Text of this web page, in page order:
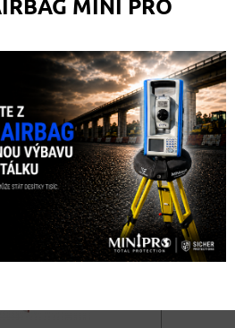
MINI PRO
pro ultra
DETAIL
KOUPIT